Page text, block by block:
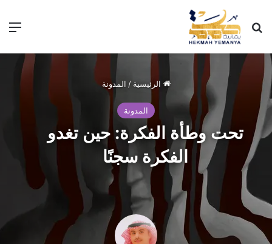
الرئيسية / المدونة
المدونة
تحت وطأة الفكرة: حين تغدو
الفكرة سجنًا